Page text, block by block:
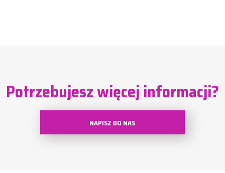
Potrzebujesz więcej informacji?
NAPISZ DO NAS